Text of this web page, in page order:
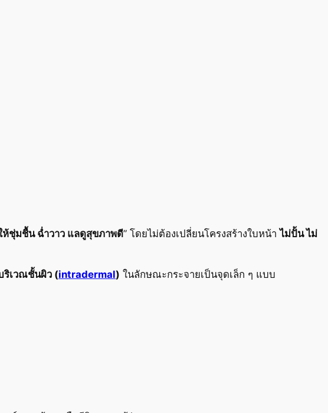
ชุ่มชื้น ฉ่ำวาว แลดูสุขภาพดี” โดยไม่ต้องเปลี่ยนโครงสร้างใบหน้าไม่ปั้น ไม่
เวณชั้นผิว (intradermal) ในลักษณะกระจายเป็นจุดเล็ก ๆ แบบ